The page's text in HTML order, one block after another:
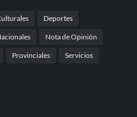
Deportes
Nota de Opinión
Provinciales Servicios